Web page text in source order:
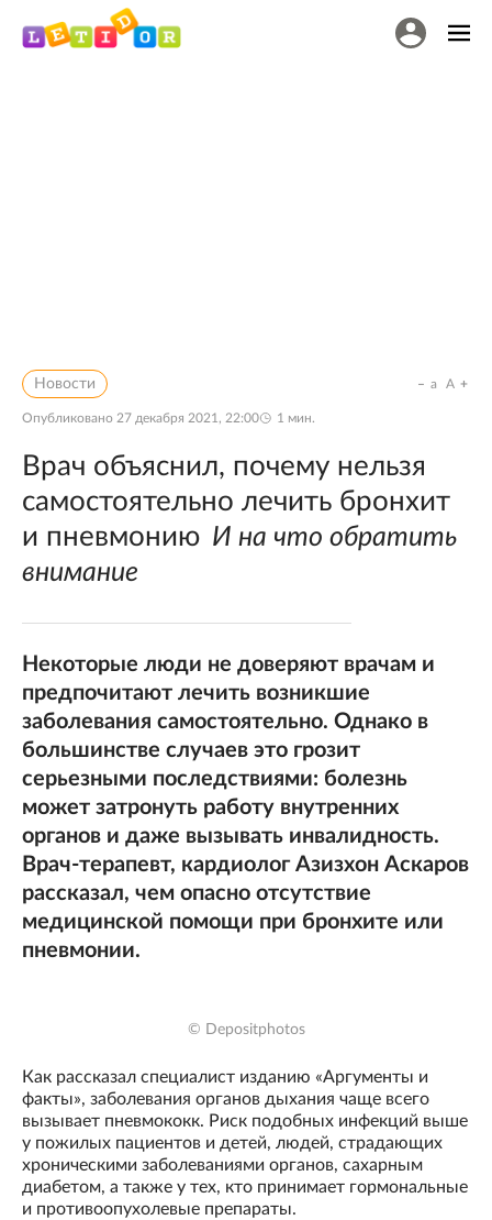
Новости
Опубликовано 27 декабря 2021, 22:00 1 мин.
a A
Врач объяснил, почему нельзя
самостоятельно лечить бронхит
и пневмонию И на что обратить
внимание
Некоторые люди не доверяют врачам и
предпочитают лечить возникшие
заболевания самостоятельно. Однако в
большинстве случаев это грозит
серьезными последствиями: болезнь
может затронуть работу внутренних
органов и даже вызывать инвалидность.
Врач-терапевт, кардиолог Азизхон Аскаров
рассказал, чем опасно отсутствие
медицинской помощи при бронхите или
пневмонии.
© Depositphotos
Как рассказал специалист изданию «Аргументы и
факты», заболевания органов дыхания чаще всего
вызывает пневмококк. Риск подобных инфекций выше
у пожилых пациентов и детей, людей, страдающих
хроническими заболеваниями органов, сахарным
диабетом, а также у тех, кто принимает гормональные
и противоопухолевые препараты.